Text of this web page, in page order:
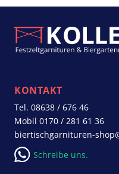
KONTAKT
Tel. 08638 / 676 46
Mobil 0170 / 281 61 36
biertischgarnituren-
Schreibe uns.